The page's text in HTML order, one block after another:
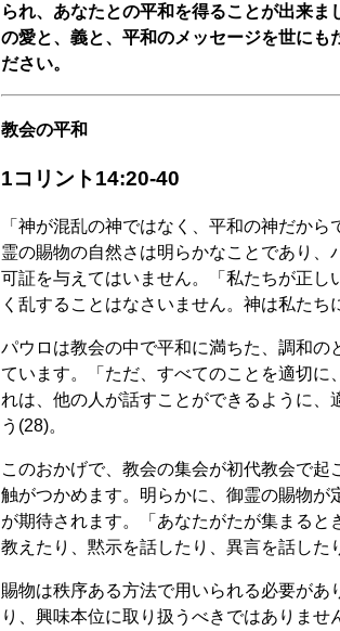
られ、あなたとの平和を得ることが出来ま
の愛と、義と、平和のメッセージを世にも
ださい。
教会の平和
1コリント14:20-40
「神が混乱の神ではなく、平和の神だか
霊の賜物の自然さは明らかなことであり
可証を与えてはいません。「私たちが正
く乱することはなさいません。神は私たち
パウロは教会の中で平和に満ちた、調和の
ています。「ただ、すべてのことを適切に
れは、他の人が話すことができるように、
う(28)。
このおかげで、教会の集会が初代教会で
触がつかめます。明らかに、御霊の賜物が
が期待されます。「あなたがたが集まると
教えたり、黙示を話したり、異言を話した
賜物は秩序ある方法で用いられる必要があ
り、興味本位に取り扱うべきではありま